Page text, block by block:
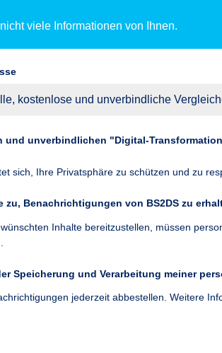
viele Informationen von Ihnen.
und unverbindlichen "Digital-
sich, Ihre Privatsphäre zu schützen und zu
zu, Benachrichtigungen von BS2DS zu
Inhalte bereitzustellen, müssen
Speicherung und Verarbeitung meiner
jederzeit abbestellen. Weitere